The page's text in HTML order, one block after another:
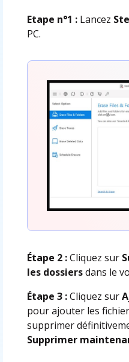
Etape n°1 : Lancez
PC.
Étape 2 :Cliquez sur
les dossiersdans le
Étape 3 :Cliquez sur
pour ajouter les
supprimer
Supprimer